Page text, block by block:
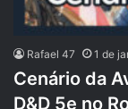
Rafael 47 1 de
Cenário da
D&D 5e no